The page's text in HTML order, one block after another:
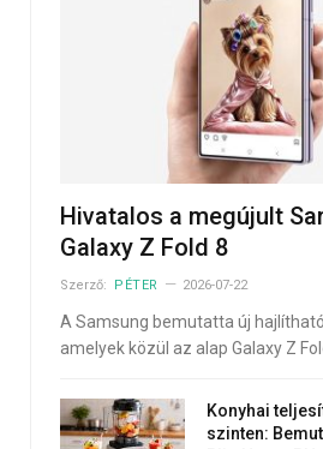
Hivatalos a megújult
Galaxy Z Fold 8
Szerző: PÉTER 2026-07-22
A Samsung bemutatta új
amelyek közül az alap Galaxy Z
Konyhai
szinten: